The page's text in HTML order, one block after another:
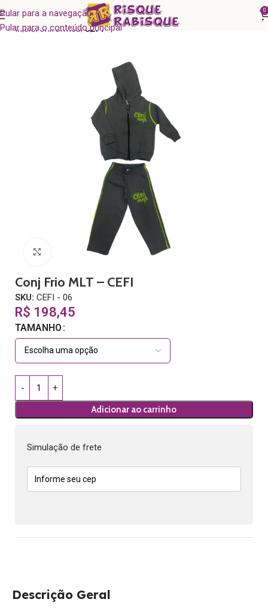
Pular para a navegação
Pular para o conteúdo principal
0
Início Uniformes CEFI
Clique para ampliar
Conj Frio MLT – CEFI
SKU: CEFI - 06
R$ 198,45
TAMANHO
Adicionar ao carrinho
Simulação de frete
Descrição Geral